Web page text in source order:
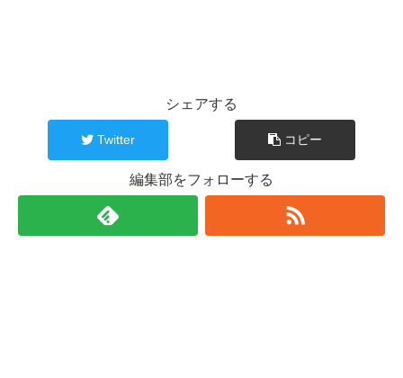
シェアする
Twitter コピー
編集部をフォローする